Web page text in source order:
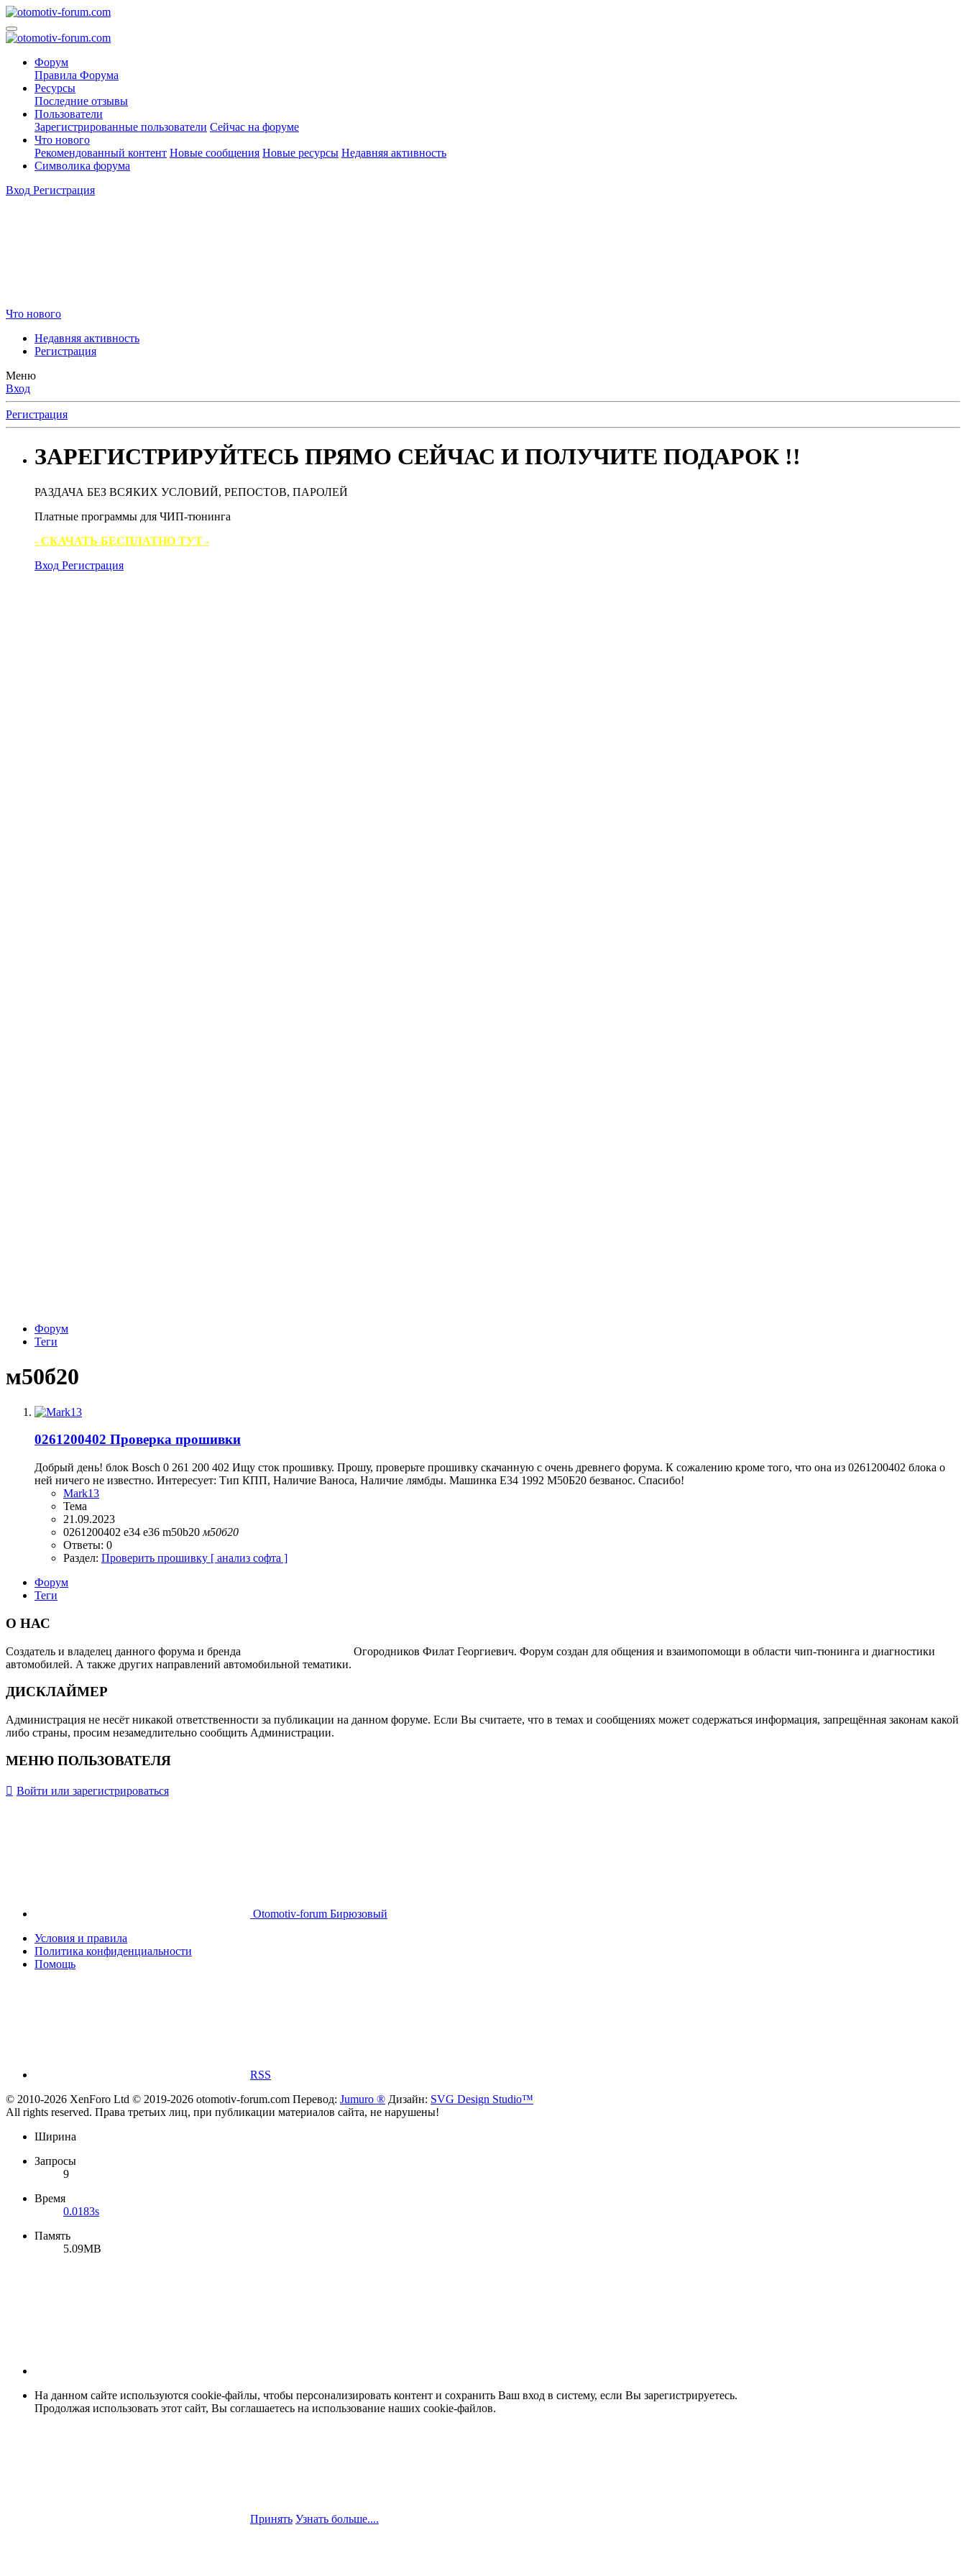
Форум
Правила Форума
Ресурсы
Последние отзывы
Пользователи
Зарегистрированные пользователи Сейчас на форуме
Что нового
Рекомендованный контент Новые сообщения Новые ресурсы Недавняя активность
Символика форума
Вход Регистрация
Что нового
Недавняя активность
Регистрация
Меню
Вход
Регистрация
ЗАРЕГИСТРИРУЙТЕСЬ ПРЯМО СЕЙЧАС И ПОЛУЧИТЕ ПОДАРОК !!
РАЗДАЧА БЕЗ ВСЯКИХ УСЛОВИЙ, РЕПОСТОВ, ПАРОЛЕЙ
Платные программы для ЧИП-тюнинга
- СКАЧАТЬ БЕСПЛАТНО ТУТ -
Вход Регистрация
Форум
Теги
м50б20
0261200402 Проверка прошивки
Добрый день! блок Bosch 0 261 200 402 Ищу сток прошивку. Прошу, проверьте прошивку скачанную с очень древнего форума. К сожалению кроме того, что она из 0261200402 блока о
ней ничего не известно. Интересует: Тип КПП, Наличие Ваноса, Наличие лямбды. Машинка Е34 1992 М50Б20 безванос. Спасибо!
Mark13
Тема
21.09.2023
0261200402 e34 e36 m50b20 м50б20
Ответы: 0
Раздел: Проверить прошивку [ анализ софта ]
Форум
Теги
О НАС
Создатель и владелец данного форума и бренда
Огородников Филат Георгиевич. Форум создан для общения и взаимопомощи в области чип-тюнинга и диагностики
автомобилей. А также других направлений автомобильной тематики.
ДИСКЛАЙМЕР
Администрация не несёт никакой ответственности за публикации на данном форуме. Если Вы считаете, что в темах и сообщениях может содержаться информация, запрещённая законам какой
либо страны, просим незамедлительно сообщить Администрации.
МЕНЮ ПОЛЬЗОВАТЕЛЯ
Войти или зарегистрироваться
Otomotiv-forum Бирюзовый
Условия и правила
Политика конфиденциальности
Помощь
RSS
© 2010-2026 XenForo Ltd © 2019-2026 otomotiv-forum.com Перевод: Jumuro ® Дизайн: SVG Design Studio™
All rights reserved. Права третьих лиц, при публикации материалов сайта, не нарушены!
Ширина
Запросы
9
Время
0.0183s
Память
5.09MB
На данном сайте используются cookie-файлы, чтобы персонализировать контент и сохранить Ваш вход в систему, если Вы зарегистрируетесь.
Продолжая использовать этот сайт, Вы соглашаетесь на использование наших cookie-файлов.
Принять Узнать больше....